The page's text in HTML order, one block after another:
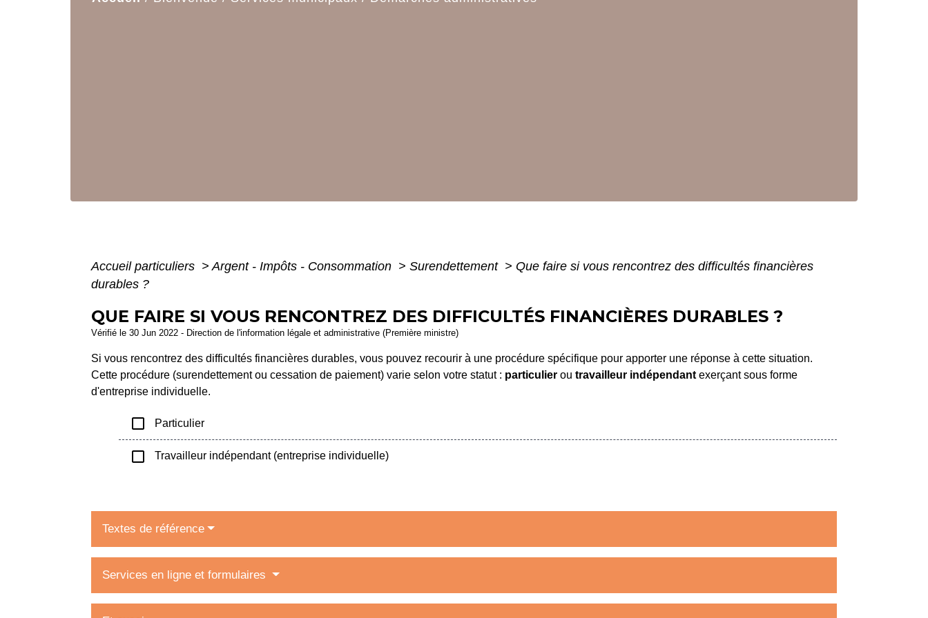
Accueil particuliers > Argent - Impôts - Consommation > Surendettement > Que faire si vous rencontrez des difficultés financières
durables ?
QUE FAIRE SI VOUS RENCONTREZ DES DIFFICULTÉS FINANCIÈRES DURABLES ?
Vérifié le 30 Jun 2022 - Direction de l'information légale et administrative (Première ministre)
Si vous rencontrez des difficultés financières durables, vous pouvez recourir à une procédure spécifique pour apporter une réponse à cette situation.
Cette procédure (surendettement ou cessation de paiement) varie selon votre statut : particulier ou travailleur indépendant exerçant sous forme
d'entreprise individuelle.
check_box_outline_blank Particulier
check_box_outline_blank Travailleur indépendant (entreprise individuelle)
Textes de référence
Services en ligne et formulaires